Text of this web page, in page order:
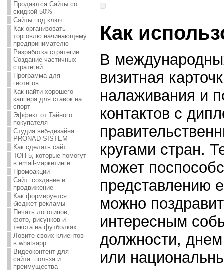
Продаются Сайты со
скидкой 50%
Сайты под ключ
Как организовать
торговлю начинающему
предпринимателю
Разработка стратегии:
Создание частичных
стратегий
Программа для
геотегов
Как найти хорошего
каппера для ставок на
спорт
Эффект от Тайного
покупателя
Студия веб-дизайна
PRONAD SISTEM
Как сделать сайт
ТОП 5, которые помогут
в email-маркетинге
Промоакции
Сайт: создание и
продвижение
Как формируется
бюджет рекламы
Печать логотипов,
фото, рисунков и
текста на футболках
Ловите своих клиентов
в whatsapp
Видеоконтент для
сайта: польза и
преимущества
Как
В
визитная
налаживания и
контактов с
кругами стран.
может
представлению
можно
интересным
должности,
или